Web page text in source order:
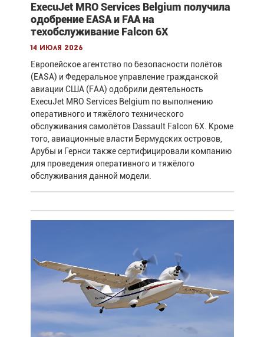
ExecuJet MRO Services Belgium получила
одобрение EASA и FAA на
техобслуживание Falcon 6X
14 июля 2026
Европейское агентство по безопасности полётов
(EASA) и Федеральное управление гражданской
авиации США (FAA) одобрили деятельность
ExecuJet MRO Services Belgium по выполнению
оперативного и тяжёлого технического
обслуживания самолётов Dassault Falcon 6X. Кроме
того, авиационные власти Бермудских островов,
Арубы и Гернси также сертифицировали компанию
для проведения оперативного и тяжёлого
обслуживания данной модели.